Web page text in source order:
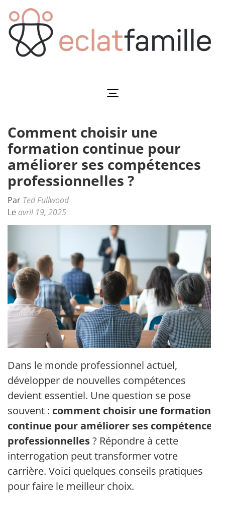
au
contenu
(Pressez
Comment choisir une
formation continue pour
améliorer ses compétences
professionnelles ?
Par Ted Fullwood
Le avril 19, 2025
Dans le monde professionnel actuel,
développer de nouvelles compétences
devient essentiel. Une question se pose
souvent : comment choisir une formation
continue pour améliorer ses compétences
professionnelles? Répondre à cette
interrogation peut transformer votre
carrière. Voici quelques conseils pratiques
pour faire le meilleur choix.